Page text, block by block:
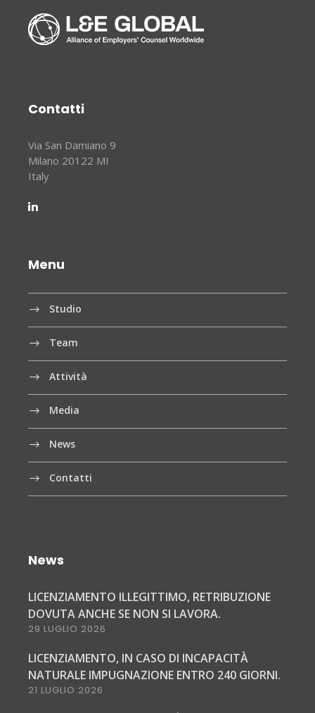
Contatti
Via San Damiano 9
Milano 20122 MI
Italy
Menu
Studio
Team
Attività
Media
News
Contatti
News
LICENZIAMENTO ILLEGITTIMO, RETRIBUZIONE
DOVUTA ANCHE SE NON SI LAVORA.
29 LUGLIO 2026
LICENZIAMENTO, IN CASO DI INCAPACITÀ
NATURALE IMPUGNAZIONE ENTRO 240 GIORNI.
21 LUGLIO 2026